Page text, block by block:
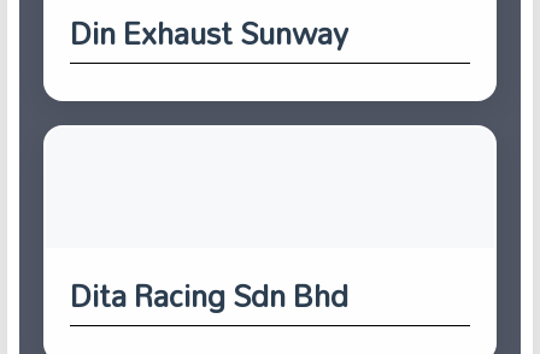
Din Exhaust Sunway
Dita Racing Sdn Bhd